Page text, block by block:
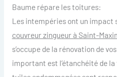
Baume répare les toitures:
Les intempéries ont un impact
couvreur zingueur à Saint-
s’occupe de la rénovation de
important est l’étanchéité de